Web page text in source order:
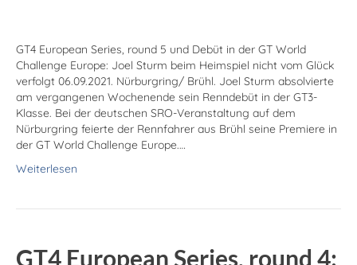
GT4 European Series, round 5 und Debüt in der GT World
Challenge Europe: Joel Sturm beim Heimspiel nicht vom Glück
verfolgt 06.09.2021. Nürburgring/ Brühl. Joel Sturm absolvierte
am vergangenen Wochenende sein Renndebüt in der GT3-
Klasse. Bei der deutschen SRO-Veranstaltung auf dem
Nürburgring feierte der Rennfahrer aus Brühl seine Premiere in
der GT World Challenge Europe.…
Weiterlesen
GT4 European Series, round 4: